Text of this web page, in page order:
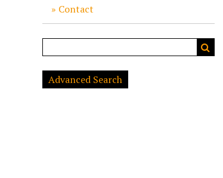
Contact
Advanced Search